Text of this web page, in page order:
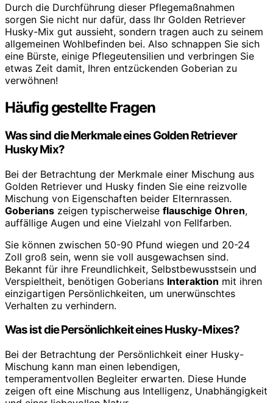
Durch die Durchführung dieser Pflegemaßnahmen
sorgen Sie nicht nur dafür, dass Ihr Golden Retriever
Husky-Mix gut aussieht, sondern tragen auch zu seinem
allgemeinen Wohlbefinden bei. Also schnappen Sie sich
eine Bürste, einige Pflegeutensilien und verbringen Sie
etwas Zeit damit, Ihren entzückenden Goberian zu
verwöhnen!
Häufig gestellte Fragen
Was sind die Merkmale eines Golden Retriever
Husky Mix?
Bei der Betrachtung der Merkmale einer Mischung aus
Golden Retriever und Husky finden Sie eine reizvolle
Mischung von Eigenschaften beider Elternrassen.
Goberians zeigen typischerweise flauschige Ohren,
auffällige Augen und eine Vielzahl von Fellfarben.
Sie können zwischen 50-90 Pfund wiegen und 20-24
Zoll groß sein, wenn sie voll ausgewachsen sind.
Bekannt für ihre Freundlichkeit, Selbstbewusstsein und
Verspieltheit, benötigen Goberians Interaktion mit ihren
einzigartigen Persönlichkeiten, um unerwünschtes
Verhalten zu verhindern.
Was ist die Persönlichkeit eines Husky-Mixes?
Bei der Betrachtung der Persönlichkeit einer Husky-
Mischung kann man einen lebendigen,
temperamentvollen Begleiter erwarten. Diese Hunde
zeigen oft eine Mischung aus Intelligenz, Unabhängigkeit